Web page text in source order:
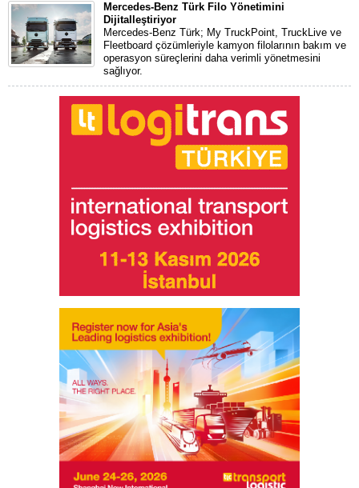
Mercedes-Benz Türk Filo Yönetimini
Dijitalleştiriyor
Mercedes-Benz Türk; My TruckPoint, TruckLive ve
Fleetboard çözümleriyle kamyon filolarının bakım ve
operasyon süreçlerini daha verimli yönetmesini
sağlıyor.